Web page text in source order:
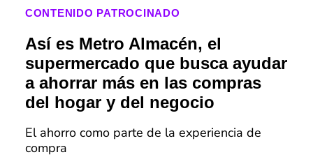
CONTENIDO PATROCINADO
Así es Metro Almacén, el
supermercado que busca ayudar
a ahorrar más en las compras
del hogar y del negocio
El ahorro como parte de la experiencia de
compra